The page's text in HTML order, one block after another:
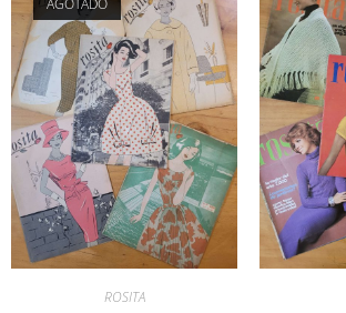
AGOTADO
ROSITA